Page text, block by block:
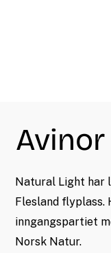
Avinor
Natural Light har
Flesland flyplass.
inngangspartiet
Norsk Natur.